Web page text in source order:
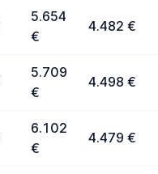
5.654
€
4.482 €
5.709
€
4.498 €
6.102
€
4.479 €